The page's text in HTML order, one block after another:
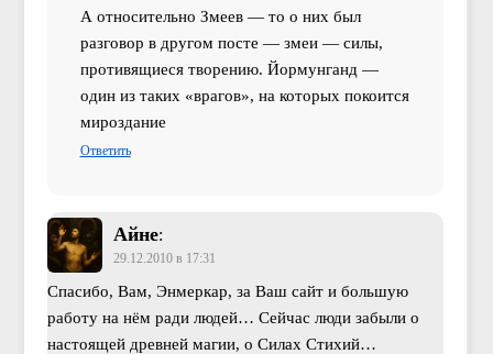
А относительно Змеев — то о них был
разговор в другом посте — змеи — силы,
противящиеся творению. Йормунганд —
один из таких «врагов», на которых покоится
мироздание
Ответить
Айне:
29.12.2010 в 17:31
Спасибо, Вам, Энмеркар, за Ваш сайт и большую
работу на нём ради людей… Сейчас люди забыли о
настоящей древней магии, о Силах Стихий…